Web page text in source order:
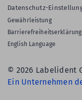
Datenschutz-
Gewährleistung
Barrierefreiheitserklärung
English Language
© 2026 Labelident
Ein Unternehmen